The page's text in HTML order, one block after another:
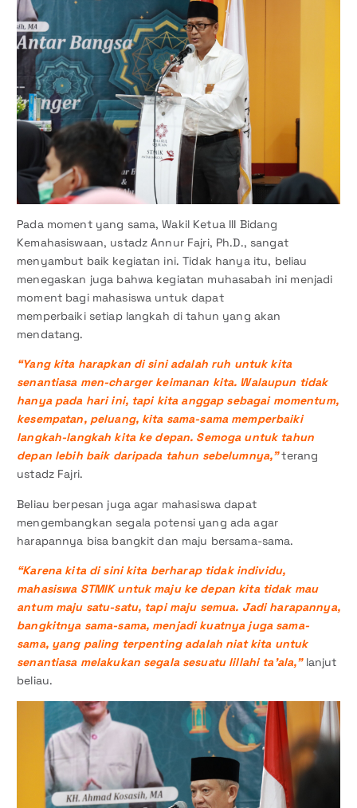
Pada moment yang sama, Wakil Ketua III Bidang
Kemahasiswaan, ustadz Annur Fajri, Ph.D., sangat
menyambut baik kegiatan ini. Tidak hanya itu, beliau
menegaskan juga bahwa kegiatan muhasabah ini menjadi
moment bagi mahasiswa untuk dapat
memperbaiki setiap langkah di tahun yang akan
mendatang.
“Yang kita harapkan di sini adalah ruh untuk kita
senantiasa men-charger keimanan kita. Walaupun tidak
hanya pada hari ini, tapi kita anggap sebagai momentum,
kesempatan, peluang, kita sama-sama memperbaiki
langkah-langkah kita ke depan. Semoga untuk tahun
depan lebih baik daripada tahun sebelumnya,”terang
ustadz Fajri.
Beliau berpesan juga agar mahasiswa dapat
mengembangkan segala potensi yang ada agar
harapannya bisa bangkit dan maju bersama-sama.
“Karena kita di sini kita berharap tidak individu,
mahasiswa STMIK untuk maju ke depan kita tidak mau
antum maju satu-satu, tapi maju semua. Jadi harapannya,
bangkitnya sama-sama, menjadi kuatnya juga sama-
sama, yang paling terpenting adalah niat kita untuk
senantiasa melakukan segala sesuatu lillahi ta’ala,”lanjut
beliau.